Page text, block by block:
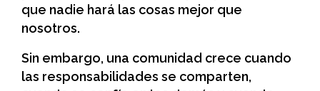
que nadie hará las cosas mejor que
nosotros.
Sin embargo, una comunidad crece cuando
las responsabilidades se comparten,